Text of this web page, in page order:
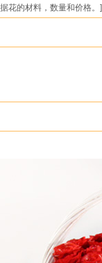
花的材料，数量和价格。]